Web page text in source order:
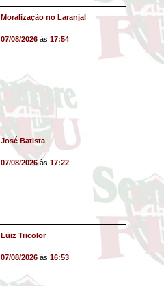
Moralização no Laranjal
07/08/2026 às 17:54
José Batista
07/08/2026às 17:22
Luiz Tricolor
07/08/2026 às 16:53